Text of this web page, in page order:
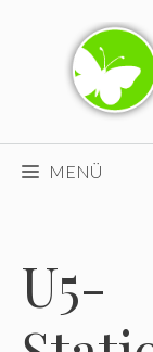
MENÜ
U5-